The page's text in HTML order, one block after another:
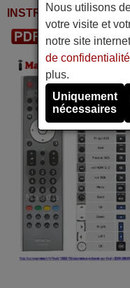
INSTRUCTIONS
Télécharger le
Nous utilisons
votre visite et
notre site
de
plus.
Uniquement
nécessaires